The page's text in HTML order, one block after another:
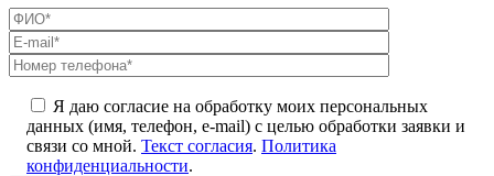
Я даю согласие на обработку моих персональных
данных (имя, телефон, e-mail) с целью обработки заявки и
связи со мной. Текст согласия. Политика
конфиденциальности.